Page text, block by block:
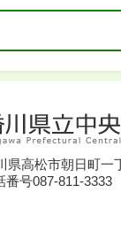
県高松市朝日町一
番号087-811-3333